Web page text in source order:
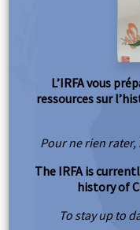
L’IRFA vous
ressources sur
Pour ne rien
The IRFA is
history of
To stay up to